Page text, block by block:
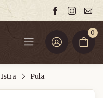
0
Istra Pula